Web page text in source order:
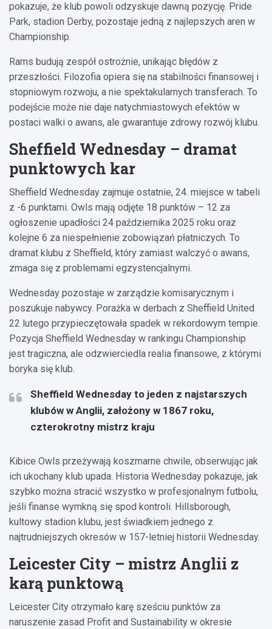
pokazuje, że klub powoli odzyskuje dawną pozycję. Pride
Park, stadion Derby, pozostaje jedną z najlepszych aren w
Championship.
Rams budują zespół ostrożnie, unikając błędów z
przeszłości. Filozofia opiera się na stabilności finansowej i
stopniowym rozwoju, a nie spektakularnych transferach. To
podejście może nie daje natychmiastowych efektów w
postaci walki o awans, ale gwarantuje zdrowy rozwój klubu.
Sheffield Wednesday – dramat
punktowych kar
Sheffield Wednesday zajmuje ostatnie, 24. miejsce w tabeli
z -6 punktami. Owls mają odjęte 18 punktów – 12 za
ogłoszenie upadłości 24 października 2025 roku oraz
kolejne 6 za niespełnienie zobowiązań płatniczych. To
dramat klubu z Sheffield, który zamiast walczyć o awans,
zmaga się z problemami egzystencjalnymi.
Wednesday pozostaje w zarządzie komisarycznym i
poszukuje nabywcy. Porażka w derbach z Sheffield United
22 lutego przypieczętowała spadek w rekordowym tempie.
Pozycja Sheffield Wednesday w rankingu Championship
jest tragiczna, ale odzwierciedla realia finansowe, z którymi
boryka się klub.
Sheffield Wednesday to jeden z najstarszych
klubów w Anglii, założony w 1867 roku,
czterokrotny mistrz kraju
Kibice Owls przeżywają koszmarne chwile, obserwując jak
ich ukochany klub upada. Historia Wednesday pokazuje, jak
szybko można stracić wszystko w profesjonalnym futbolu,
jeśli finanse wymkną się spod kontroli. Hillsborough,
kultowy stadion klubu, jest świadkiem jednego z
najtrudniejszych okresów w 157-letniej historii Wednesday.
Leicester City – mistrz Anglii z
karą punktową
Leicester City otrzymało karę sześciu punktów za
naruszenie zasad Profit and Sustainability w okresie